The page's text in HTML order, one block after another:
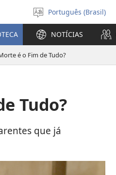
Selecione
o
idioma
Português (Brasil)
NOTÍCIAS
é o Fim de Tudo?
Tudo?
que já